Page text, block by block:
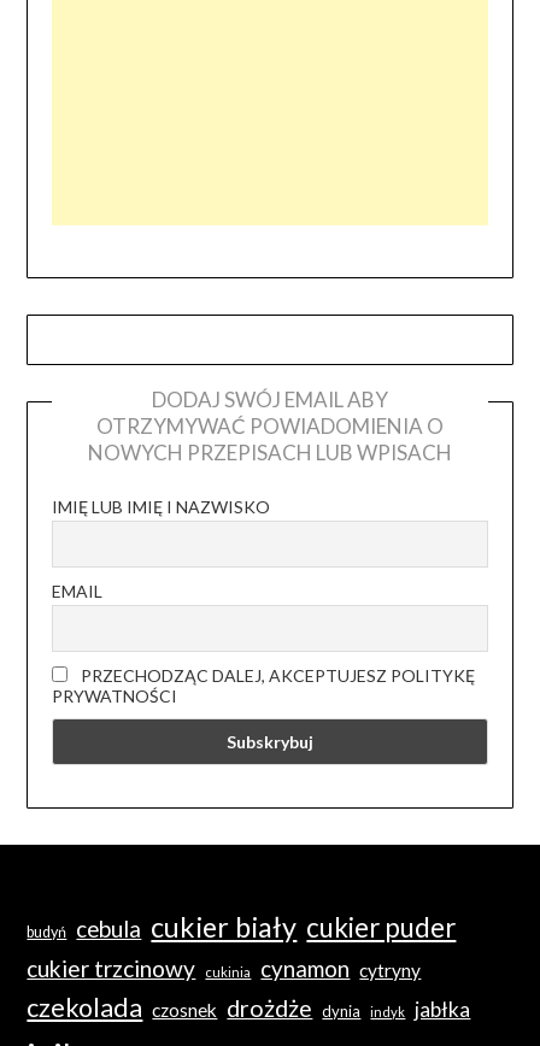
DODAJ SWÓJ EMAIL ABY
OTRZYMYWAĆ POWIADOMIENIA O
NOWYCH PRZEPISACH LUB WPISACH
IMIĘ LUB IMIĘ I NAZWISKO
EMAIL
PRZECHODZĄC DALEJ, AKCEPTUJESZ POLITYKĘ
PRYWATNOŚCI
budyń cebula cukier biały cukier puder
cukier trzcinowy cukinia cynamon cytryny
czekolada czosnek drożdże dynia indyk jabłka